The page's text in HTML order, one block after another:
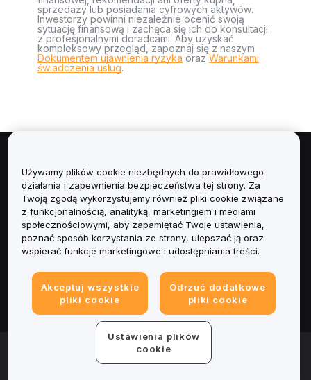
sprzedaży lub posiadania cyfrowych aktywów.
Inwestorzy powinni niezależnie ocenić swoją
sytuację finansową i zachęca się ich do konsultacji
z profesjonalnymi doradcami. Aby uzyskać
kompleksowy przegląd, zapoznaj się z naszym
Dokumentem ujawnienia ryzyka orazWarunkami
świadczenia usług.
Informacje
Usługi
Obsługa Klienta
Informacje prawne
© 2025-2026 Bybit.eu. All rights reserved.
Używamy plików cookie niezbędnych do prawidłowego
działania i zapewnienia bezpieczeństwa tej strony. Za
Twoją zgodą wykorzystujemy również pliki cookie związane
z funkcjonalnością, analityką, marketingiem i mediami
społecznościowymi, aby zapamiętać Twoje ustawienia,
poznać sposób korzystania ze strony, ulepszać ją oraz
wspierać funkcje marketingowe i udostępniania treści.
Akceptuj wszystkie
pliki cookie
Odrzuć dodatkowe
pliki cookie
Ustawienia plików
cookie